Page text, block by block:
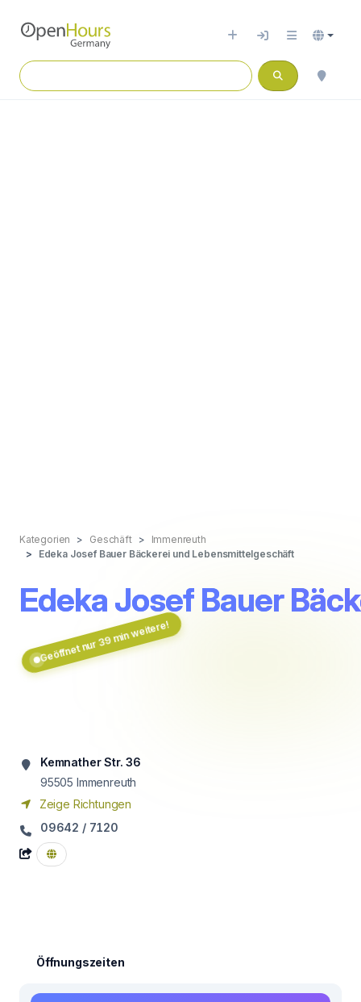
Kategorien Geschäft
Immenreuth
Edeka Josef Bauer Bäckerei und Lebensmittelgeschäft
Edeka Josef Bauer
Geöffnet nur 39 min weitere!
Kemnather Str. 36
95505 Immenreuth
Zeige Richtungen
09642 / 7120
Öffnungszeiten